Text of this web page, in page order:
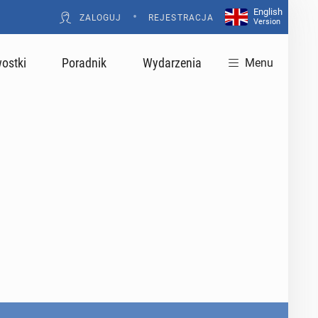
ZALOGUJ • REJESTRACJA
English
Version
Poradnik Wydarzenia Menu